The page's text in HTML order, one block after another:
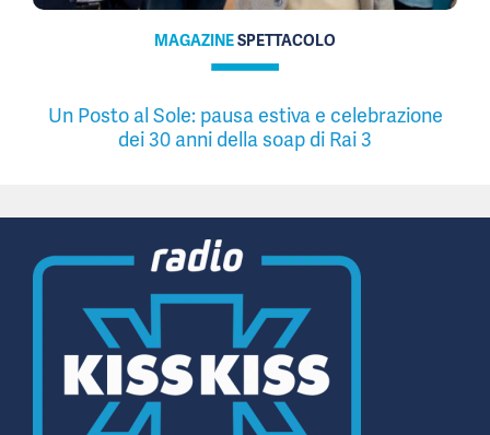
MAGAZINESPETTACOLO
Un Posto al Sole: pausa estiva e celebrazione
dei 30 anni della soap di Rai 3